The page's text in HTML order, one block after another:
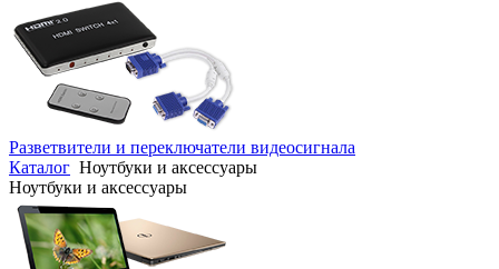
Разветвители и переключатели видеосигнала
Каталог Ноутбуки и аксессуары
Ноутбуки и аксессуары